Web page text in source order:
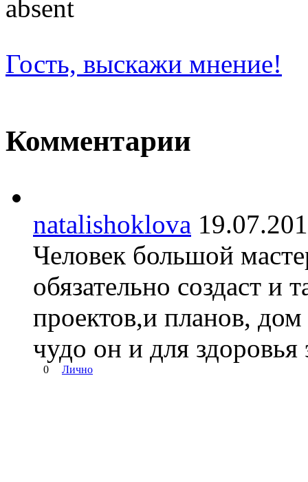
absent
Гость, выскажи мнение!
Комментарии
natalishoklova
Человек большой
обязательно создаст и
проектов,и планов,
чудо он и для
0 Лично